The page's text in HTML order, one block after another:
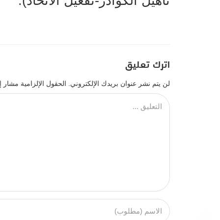
اترك تعليق
لن يتم نشر عنوان بريدك الإلكتروني. الحقول الإلزامية مشار